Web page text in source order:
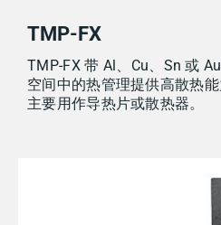
TMP-FX
TMP-FX 带 Al、Cu、Sn 或
空间中的热管理提供高散热
主要用作导热片或散热器。